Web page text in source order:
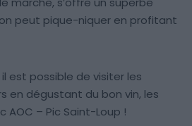
peut pique-niquer en profitant
est possible de visiter les
en dégustant du bon vin, les
AOC – Pic Saint-Loup !